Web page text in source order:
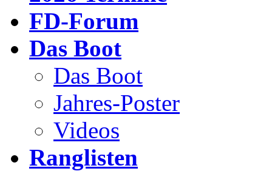
FD-Forum
Das Boot
Das Boot
Jahres-Poster
Videos
Ranglisten